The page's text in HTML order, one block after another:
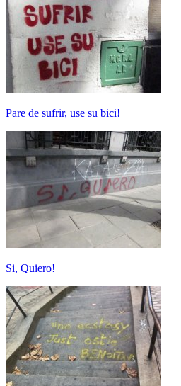
Pare de sufrir, use su bici!
Si, Quiero!